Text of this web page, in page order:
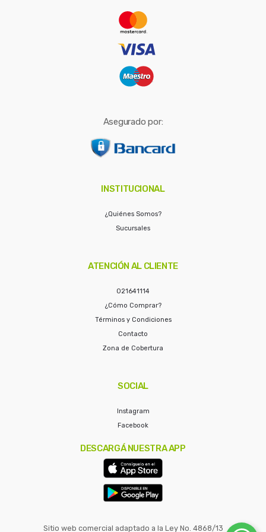
Asegurado por:
INSTITUCIONAL
¿Quiénes Somos?
Sucursales
ATENCIÓN AL CLIENTE
021641114
¿Cómo Comprar?
Términos y Condiciones
Contacto
Zona de Cobertura
SOCIAL
Instagram
Facebook
DESCARGÁ NUESTRA APP
Sitio web comercial adaptado a la Ley No. 4868/13